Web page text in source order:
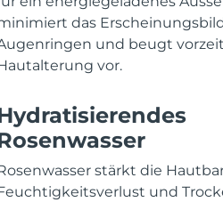
das
und beugt
vor.
stärkt die
und